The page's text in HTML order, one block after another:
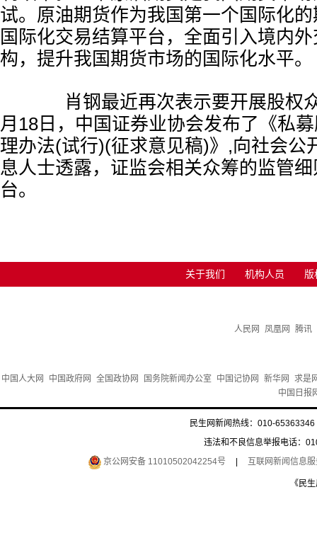
试。原油期货作为我国第一个国际化
国际化交易结算平台，全面引入境内
构，提升我国期货市场的国际化水平。
肖钢最近再次表示要开展股权
月18日，中国证券业协会发布了《私
理办法(试行)(征求意见稿)》,向社会公
息人士透露，证监会相关众筹的监管
台。
关于我们 机构人员 版
人民网 凤凰网 腾讯
中国人大网 中国政府网 全国政协网 国务院新闻办公室 中国记协网 新华网
求是
中国日报
民生网新闻热线：010-
违法和不良信息举报电话：
京公网安备 11010502042254号
互联网新闻信息
《民